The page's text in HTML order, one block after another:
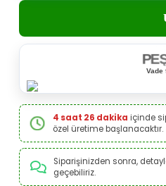
Vade
4 saat 26 dakika içinde
özel üretime başlanacaktır.
Siparişinizden sonra,
geçebiliriz.